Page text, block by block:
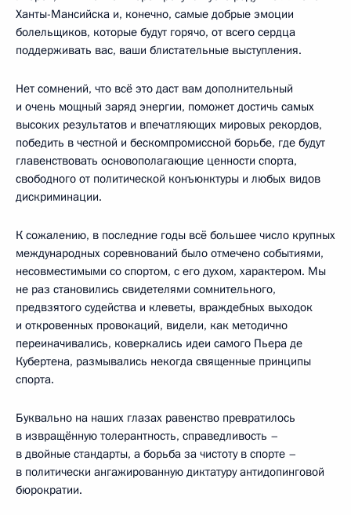
Ханты-Мансийска и, конечно, самые добрые эмоции
болельщиков, которые будут горячо, от всего сердца
поддерживать вас, ваши блистательные выступления.
Нет сомнений, что всё это даст вам дополнительный
и очень мощный заряд энергии, поможет достичь самых
высоких результатов и впечатляющих мировых рекордов,
победить в честной и бескомпромиссной борьбе, где будут
главенствовать основополагающие ценности спорта,
свободного от политической конъюнктуры и любых видов
дискриминации.
К сожалению, в последние годы всё большее число крупных
международных соревнований было отмечено событиями,
несовместимыми со спортом, с его духом, характером. Мы
не раз становились свидетелями сомнительного,
предвзятого судейства и клеветы, враждебных выходок
и откровенных провокаций, видели, как методично
переиначивались, коверкались идеи самого Пьера де
Кубертена, размывались некогда священные принципы
спорта.
Буквально на наших глазах равенство превратилось
в извращённую толерантность, справедливость –
в двойные стандарты, а борьба за чистоту в спорте –
в политически ангажированную диктатуру антидопинговой
бюрократии.